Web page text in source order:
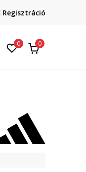
Regisztráció
0 0